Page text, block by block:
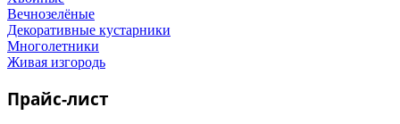
Вечнозелёные
Декоративные кустарники
Многолетники
Живая изгородь
Прайс-лист